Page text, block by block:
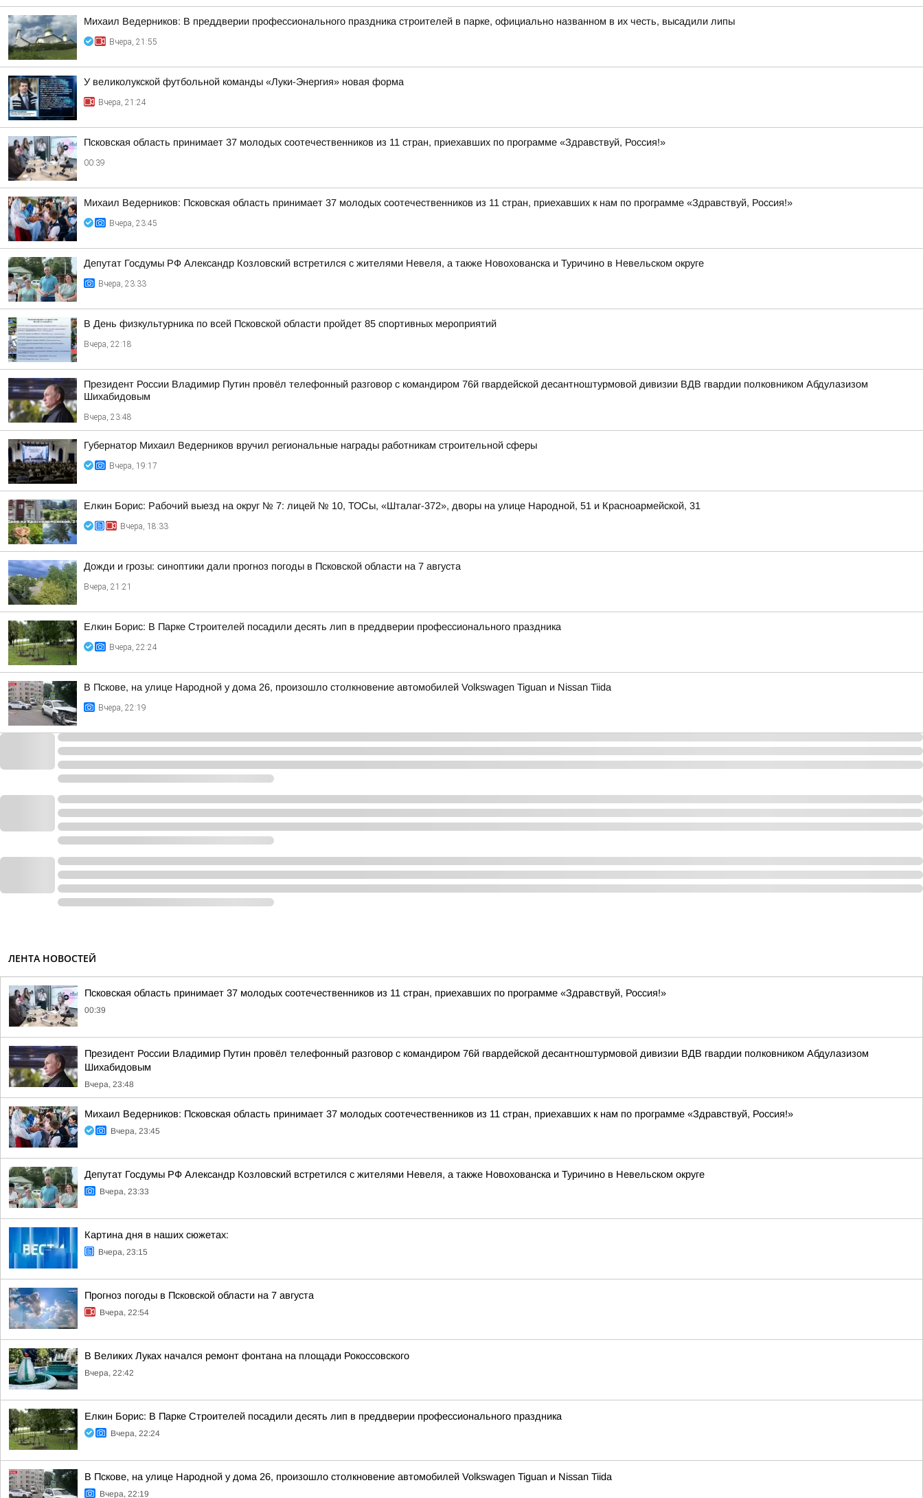
Михаил Ведерников: В преддверии профессионального праздника строителей в парке, официально названном в их честь, высадили липы
Вчера, 21:55
У великолукской футбольной команды «Луки-Энергия» новая форма
Вчера, 21:24
Псковская область принимает 37 молодых соотечественников из 11 стран, приехавших по программе «Здравствуй, Россия!»
00:39
Михаил Ведерников: Псковская область принимает 37 молодых соотечественников из 11 стран, приехавших к нам по программе «Здравствуй, Россия!»
Вчера, 23:45
Депутат Госдумы РФ Александр Козловский встретился с жителями Невеля, а также Новохованска и Туричино в Невельском округе
Вчера, 23:33
В День физкультурника по всей Псковской области пройдет 85 спортивных мероприятий
Вчера, 22:18
Президент России Владимир Путин провёл телефонный разговор с командиром 76й гвардейской десантноштурмовой дивизии ВДВ гвардии полковником Абдулазизом
Шихабидовым
Вчера, 23:48
Губернатор Михаил Ведерников вручил региональные награды работникам строительной сферы
Вчера, 19:17
Елкин Борис: Рабочий выезд на округ № 7: лицей № 10, ТОСы, «Шталаг-372», дворы на улице Народной, 51 и Красноармейской, 31
Вчера, 18:33
Дожди и грозы: синоптики дали прогноз погоды в Псковской области на 7 августа
Вчера, 21:21
Елкин Борис: В Парке Строителей посадили десять лип в преддверии профессионального праздника
Вчера, 22:24
В Пскове, на улице Народной у дома 26, произошло столкновение автомобилей Volkswagen Tiguan и Nissan Tiida
Вчера, 22:19
ЛЕНТА НОВОСТЕЙ
Псковская область принимает 37 молодых соотечественников из 11 стран, приехавших по программе «Здравствуй, Россия!»
00:39
Президент России Владимир Путин провёл телефонный разговор с командиром 76й гвардейской десантноштурмовой дивизии ВДВ гвардии полковником Абдулазизом
Шихабидовым
Вчера, 23:48
Михаил Ведерников: Псковская область принимает 37 молодых соотечественников из 11 стран, приехавших к нам по программе «Здравствуй, Россия!»
Вчера, 23:45
Депутат Госдумы РФ Александр Козловский встретился с жителями Невеля, а также Новохованска и Туричино в Невельском округе
Вчера, 23:33
Картина дня в наших сюжетах:
Вчера, 23:15
Прогноз погоды в Псковской области на 7 августа
Вчера, 22:54
В Великих Луках начался ремонт фонтана на площади Рокоссовского
Вчера, 22:42
Елкин Борис: В Парке Строителей посадили десять лип в преддверии профессионального праздника
Вчера, 22:24
В Пскове, на улице Народной у дома 26, произошло столкновение автомобилей Volkswagen Tiguan и Nissan Tiida
Вчера, 22:19